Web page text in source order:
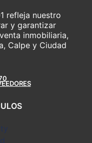
refleja nuestro
y garantizar
inmobiliaria,
Calpe y Ciudad